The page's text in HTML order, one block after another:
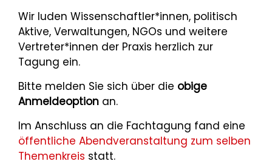
Wir luden Wissenschaftler*innen, politisch
Aktive, Verwaltungen, NGOs und weitere
Vertreter*innen der Praxis herzlich zur
Tagung ein.
Bitte melden Sie sich über die obige
Anmeldeoption an.
Im Anschluss an die Fachtagung fand eine
öffentliche Abendveranstaltung zum selben
Themenkreis statt.